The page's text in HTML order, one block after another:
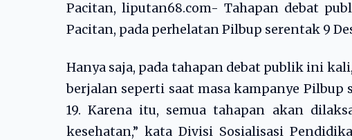
Pacitan, liputan68.com- Tahapan debat
Pacitan, pada perhelatan Pilbup serentak 9
Hanya saja, pada tahapan debat publik ini
berjalan seperti saat masa kampanye
19. Karena itu, semua tahapan akan
kesehatan,” kata Divisi Sosialisasi